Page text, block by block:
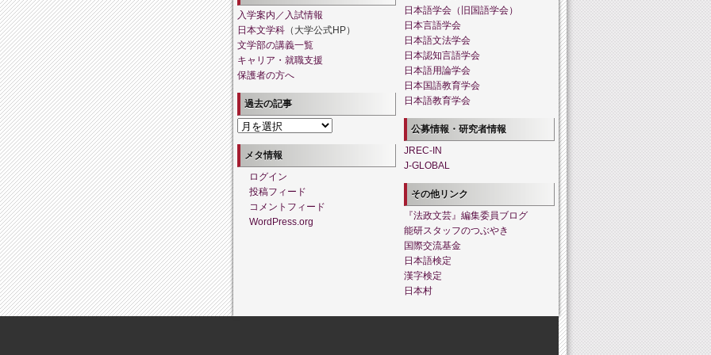
入学案内／入試情報
日本文学科 （大学公式HP）
文学部の講義一覧
キャリア・就職支援
保護者の方へ
過去の記事
過
記
メタ情報
ログイン
投稿フィード
コメントフィード
WordPress.org
日本語学会（旧国語学会）
日本言語学会
日本語文法学会
日本認知言語学会
日本語用論学会
日本国語教育学会
日本語教育学会
公募情報・研究者情報
JREC-IN
J-GLOBAL
その他リンク
『法政文芸』編集委員ブログ
能研スタッフのつぶやき
国際交流基金
日本語検定
漢字検定
日本村